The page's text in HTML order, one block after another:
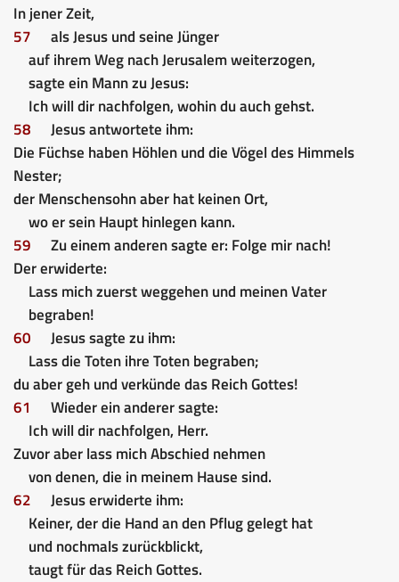
In jener Zeit,
57
als Jesus und seine Jünger
auf ihrem Weg nach Jerusalem weiterzogen,
sagte ein Mann zu Jesus:
Ich will dir nachfolgen, wohin du auch gehst.
58
Jesus antwortete ihm:
Die Füchse haben Höhlen und die Vögel des Himmels
Nester;
der Menschensohn aber hat keinen Ort,
wo er sein Haupt hinlegen kann.
59
Zu einem anderen sagte er: Folge mir nach!
Der erwiderte:
Lass mich zuerst weggehen und meinen Vater
begraben!
60
Jesus sagte zu ihm:
Lass die Toten ihre Toten begraben;
du aber geh und verkünde das Reich Gottes!
61
Wieder ein anderer sagte:
Ich will dir nachfolgen, Herr.
Zuvor aber lass mich Abschied nehmen
von denen, die in meinem Hause sind.
62
Jesus erwiderte ihm:
Keiner, der die Hand an den Pflug gelegt hat
und nochmals zurückblickt,
taugt für das Reich Gottes.